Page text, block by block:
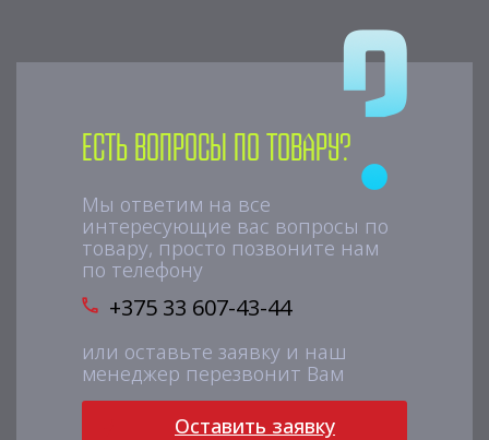
Есть вопросы по товару?
Мы ответим на все
интересующие вас вопросы по
товару, просто позвоните нам
по телефону
+375 33 607-43-44
или оставьте заявку и наш
менеджер перезвонит Вам
Оставить заявку